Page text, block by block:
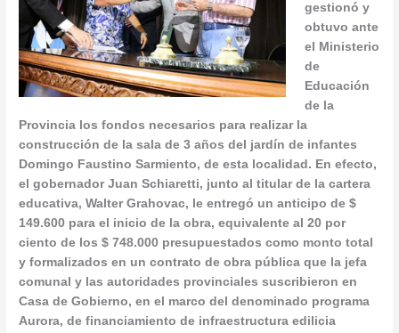
gestionó y
obtuvo ante
el Ministerio
de
Educación
de la
Provincia los fondos necesarios para realizar la
construcción de la sala de 3 años del jardín de infantes
Domingo Faustino Sarmiento, de esta localidad. En efecto,
el gobernador Juan Schiaretti, junto al titular de la cartera
educativa, Walter Grahovac, le entregó un anticipo de $
149.600 para el inicio de la obra, equivalente al 20 por
ciento de los $ 748.000 presupuestados como monto total
y formalizados en un contrato de obra pública que la jefa
comunal y las autoridades provinciales suscribieron en
Casa de Gobierno, en el marco del denominado programa
Aurora, de financiamiento de infraestructura edilicia